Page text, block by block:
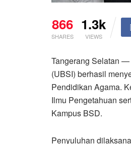
866
SHARES
1.3k
VIEWS
Tangerang Selatan —
(UBSI) berhasil
Pendidikan Agama.
Ilmu Pengetahuan
Kampus BSD.
Penyuluhan